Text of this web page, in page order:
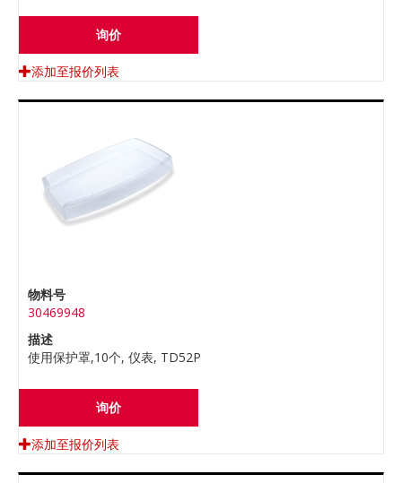
询价
添加至报价列表
物料号
30469948
描述
使用保护罩,10个, 仪表, TD52P
询价
添加至报价列表